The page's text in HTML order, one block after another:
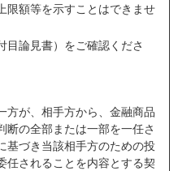
限額等を示すことはできませ
目論見書）をご確認くださ
方が、相手方から、金融商品
断の全部または一部を一任さ
基づき当該相手方のための投
任されることを内容とする契